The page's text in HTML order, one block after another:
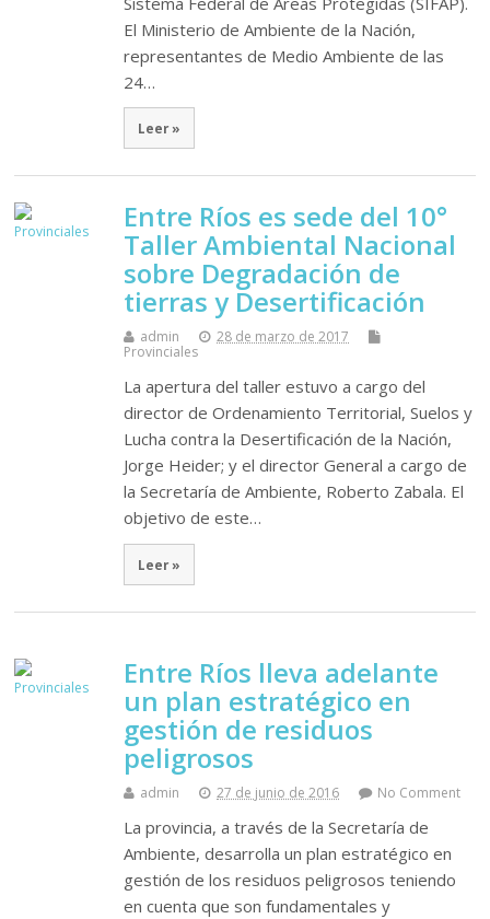
El Ministerio de Ambiente de la Nación,
representantes de Medio Ambiente de las
24…
Leer »
Entre Ríos es sede del 10°
Taller Ambiental Nacional
sobre Degradación de
tierras y Desertificación
admin
28 de marzo de 2017
Provinciales
La apertura del taller estuvo a cargo del
director de Ordenamiento Territorial, Suelos y
Lucha contra la Desertificación de la Nación,
Jorge Heider; y el director General a cargo de
la Secretaría de Ambiente, Roberto Zabala. El
objetivo de este…
Leer »
Entre Ríos lleva adelante
un plan estratégico en
gestión de residuos
peligrosos
admin 27 de junio de 2016 No Comment
La provincia, a través de la Secretaría de
Ambiente, desarrolla un plan estratégico en
gestión de los residuos peligrosos teniendo
en cuenta que son fundamentales y